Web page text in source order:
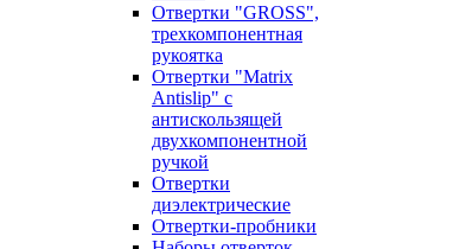
Отвертки "GROSS",
трехкомпонентная
рукоятка
Отвертки "Matrix
Antislip" с
антискользящей
двухкомпонентной
ручкой
Отвертки
диэлектрические
Отвертки-пробники